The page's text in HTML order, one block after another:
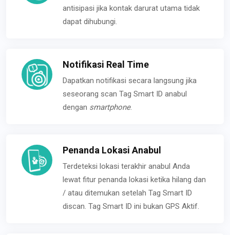
antisipasi jika kontak darurat utama tidak
dapat dihubungi.
Notifikasi Real Time
Dapatkan notifikasi secara langsung jika
seseorang scan Tag Smart ID anabul
dengan smartphone.
Penanda Lokasi Anabul
Terdeteksi lokasi terakhir anabul Anda
lewat fitur penanda lokasi ketika hilang dan
/ atau ditemukan setelah Tag Smart ID
discan. Tag Smart ID ini bukan GPS Aktif.